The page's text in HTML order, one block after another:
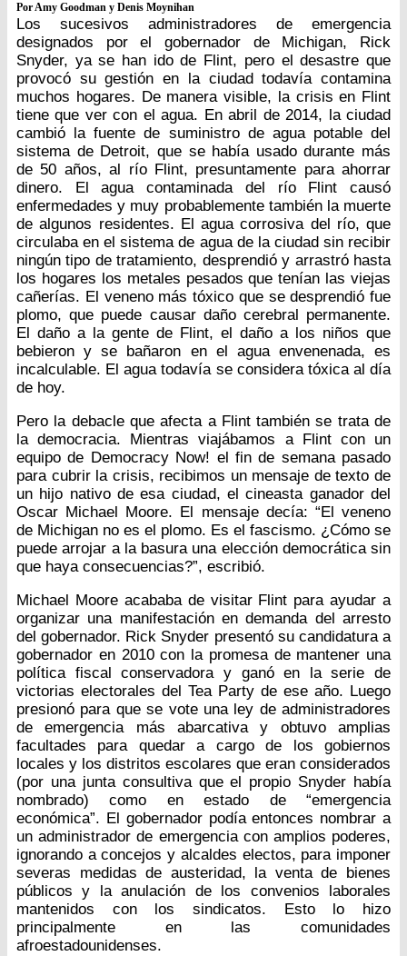
Por Amy Goodman y Denis Moynihan
Los sucesivos administradores de emergencia
designados por el gobernador de Michigan, Rick
Snyder, ya se han ido de Flint, pero el desastre que
provocó su gestión en la ciudad todavía contamina
muchos hogares. De manera visible, la crisis en Flint
tiene que ver con el agua. En abril de 2014, la ciudad
cambió la fuente de suministro de agua potable del
sistema de Detroit, que se había usado durante más
de 50 años, al río Flint, presuntamente para ahorrar
dinero. El agua contaminada del río Flint causó
enfermedades y muy probablemente también la muerte
de algunos residentes. El agua corrosiva del río, que
circulaba en el sistema de agua de la ciudad sin recibir
ningún tipo de tratamiento, desprendió y arrastró hasta
los hogares los metales pesados que tenían las viejas
cañerías. El veneno más tóxico que se desprendió fue
plomo, que puede causar daño cerebral permanente.
El daño a la gente de Flint, el daño a los niños que
bebieron y se bañaron en el agua envenenada, es
incalculable. El agua todavía se considera tóxica al día
de hoy.
Pero la debacle que afecta a Flint también se trata de
la democracia. Mientras viajábamos a Flint con un
equipo de Democracy Now! el fin de semana pasado
para cubrir la crisis, recibimos un mensaje de texto de
un hijo nativo de esa ciudad, el cineasta ganador del
Oscar Michael Moore. El mensaje decía: “El veneno
de Michigan no es el plomo. Es el fascismo. ¿Cómo se
puede arrojar a la basura una elección democrática sin
que haya consecuencias?”, escribió.
Michael Moore acababa de visitar Flint para ayudar a
organizar una manifestación en demanda del arresto
del gobernador. Rick Snyder presentó su candidatura a
gobernador en 2010 con la promesa de mantener una
política fiscal conservadora y ganó en la serie de
victorias electorales del Tea Party de ese año. Luego
presionó para que se vote una ley de administradores
de emergencia más abarcativa y obtuvo amplias
facultades para quedar a cargo de los gobiernos
locales y los distritos escolares que eran considerados
(por una junta consultiva que el propio Snyder había
nombrado) como en estado de “emergencia
económica”. El gobernador podía entonces nombrar a
un administrador de emergencia con amplios poderes,
ignorando a concejos y alcaldes electos, para imponer
severas medidas de austeridad, la venta de bienes
públicos y la anulación de los convenios laborales
mantenidos con los sindicatos. Esto lo hizo
principalmente en las comunidades
afroestadounidenses.